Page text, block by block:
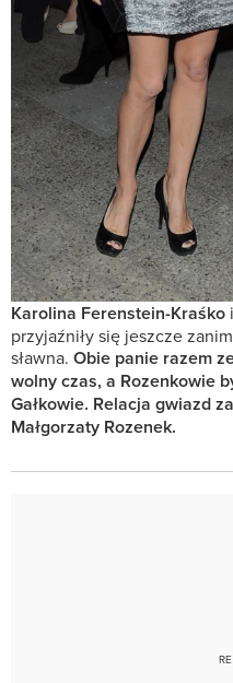
Karolina Ferenstein-Kraśko i
przyjaźniły się jeszcze
sławna. Obie panie razem
wolny czas, a Rozenkowie
Gałkowie. Relacja gwiazd
Małgorzaty Rozenek.